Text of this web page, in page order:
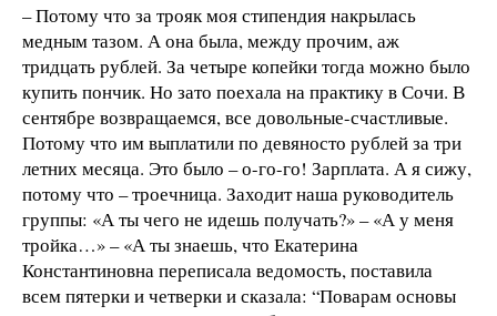
– Потому что за трояк моя стипендия накрылась
медным тазом. А она была, между прочим, аж
тридцать рублей. За четыре копейки тогда можно было
купить пончик. Но зато поехала на практику в Сочи. В
сентябре возвращаемся, все довольные-счастливые.
Потому что им выплатили по девяносто рублей за три
летних месяца. Это было – о-го-го! Зарплата. А я сижу,
потому что – троечница. Заходит наша руководитель
группы: «А ты чего не идешь получать?» – «А у меня
тройка…» – «А ты знаешь, что Екатерина
Константиновна переписала ведомость, поставила
всем пятерки и четверки и сказала: “Поварам основы